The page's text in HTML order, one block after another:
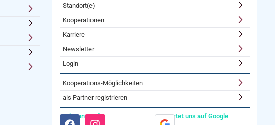
Standort(e)
Kooperationen
Karriere
Newsletter
Login
Kooperations-Möglichkeiten
als Partner registrieren
Folgt uns auf: Bewertet uns auf Google